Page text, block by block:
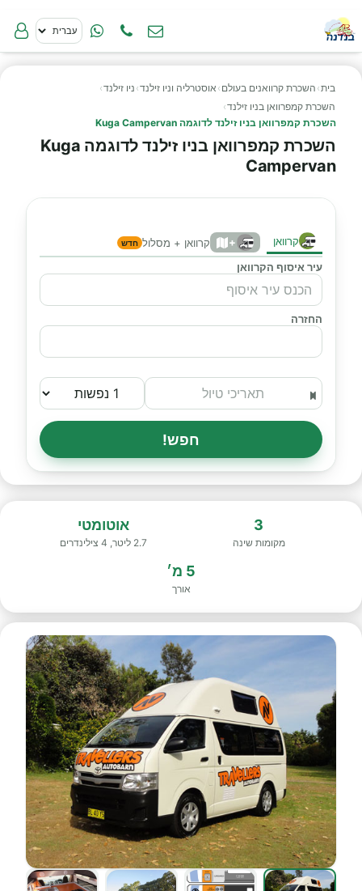
בית› השכרת קרוואנים בעולם › אוסטרליה וניו זילנד› ניו זילנד›
השכרת קמפרוואן בניו זילנד›
השכרת קמפרוואן בניו זילנד לדוגמה Kuga Campervan
השכרת קמפרוואן בניו זילנד לדוגמה Kuga
Campervan
קרוואן + קרוואן + מסלול חדש
עיר איסוף הקרוואן
החזרה
חפש!
3
מקומות שינה
אוטומטי
2.7 ליטר, 4 צילינדרים
5 מ׳
אורך